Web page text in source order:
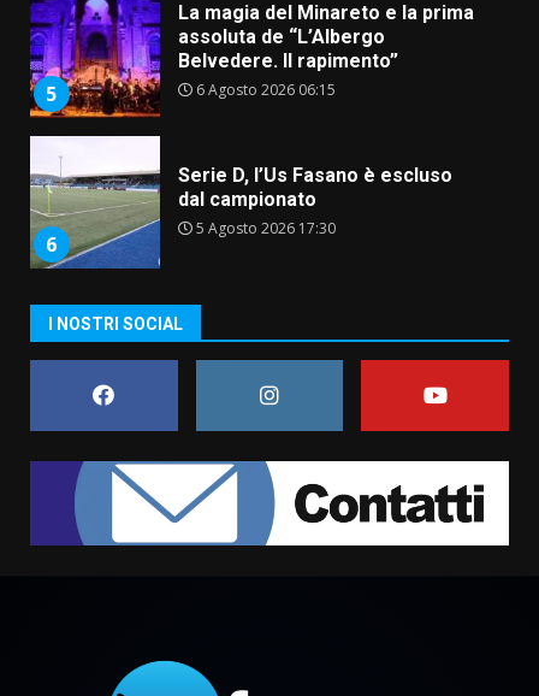
5
La magia del Minareto e la prima
assoluta de “L’Albergo
Belvedere. Il rapimento”
6 Agosto 2026 06:15
6
Serie D, l’Us Fasano è escluso
dal campionato
5 Agosto 2026 17:30
Truffatori in azione nelle
frazioni fasanesi
1
Fasanese ferito a colpi di arma
da fuoco
6 Agosto 2026 18:13
Comune di Fasano
I NOSTRI SOCIAL